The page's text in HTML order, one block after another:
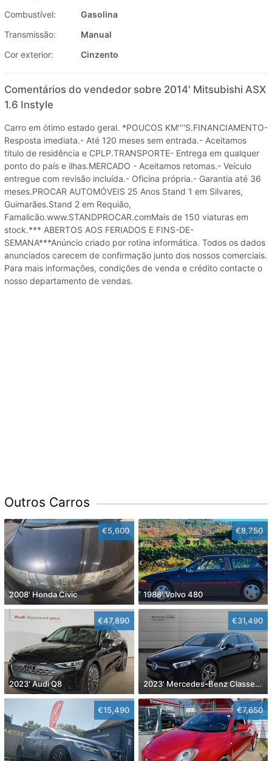
Combustível:
Gasolina
Transmissão:
Manual
Cor exterior:
Cinzento
Comentários do vendedor sobre 2014' Mitsubishi ASX
1.6 Instyle
Carro em ótimo estado geral. *POUCOS KM''''S.FINANCIAMENTO-
Resposta imediata.- Até 120 meses sem entrada.- Aceitamos
titulo de residência e CPLP.TRANSPORTE- Entrega em qualquer
ponto do país e ilhas.MERCADO - Aceitamos retomas.- Veículo
entregue com revisão incluída.- Oficina própria.- Garantia até 36
meses.PROCAR AUTOMÓVEIS 25 Anos Stand 1 em Silvares,
Guimarães.Stand 2 em Requião,
Famalicão.www.STANDPROCAR.comMais de 150 viaturas em
stock.*** ABERTOS AOS FERIADOS E FINS-DE-
SEMANA***Anúncio criado por rotina informática. Todos os dados
anunciados carecem de confirmação junto dos nossos comerciais.
Para mais informações, condições de venda e crédito contacte o
nosso departamento de vendas.
Outros Carros
€5,600
2008' Honda Civic
€8,750
1988' Volvo 480
€47,890
2023' Audi Q8
€31,490
2023' Mercedes-Benz Classe A D Amg Line Aut.
€15,490 €7,650